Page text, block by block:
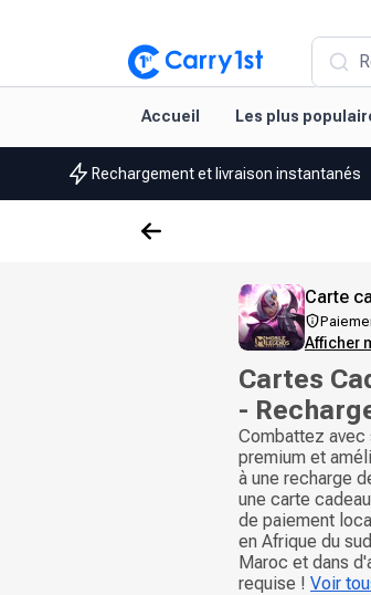
Accueil Les plus
Rechargement et livraison instantanés
Carte
Afficher
Cartes
-
Combattez
premium et
à une recharge
une carte
de paiement
en Afrique du
Maroc et dans
requise ! Voir